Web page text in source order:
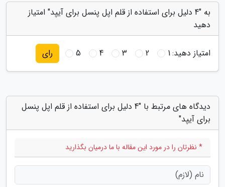
به "4 دلیل برای استفاده از قلم اپل پنسل برای آیپد" امتیاز
دهید
امتیاز دهید:1
2
3
4
5 رای
دیدگاه های مرتبط با "4 دلیل برای استفاده از قلم اپل پنسل
برای آیپد"
* نظرتان را در مورد این مقاله با ما درمیان بگذارید